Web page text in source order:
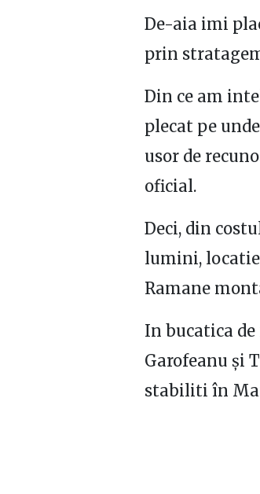
De-aia imi
prin
Din ce am
plecat pe
usor de
oficial.
Deci, din
lumini,
Ramane
In bucatica
Garofeanu și
stabiliti în